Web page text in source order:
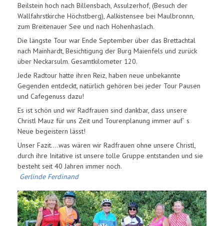
Beilstein hoch nach Billensbach, Assulzerhof, (Besuch der
Wallfahrstkirche Höchstberg), Aalkistensee bei Maulbronnn,
zum Breitenauer See und nach Hohenhaslach.
Die längste Tour war Ende September über das Brettachtal
nach Mainhardt, Besichtigung der Burg Maienfels und zurück
über Neckarsulm. Gesamtkilometer 120.
Jede Radtour hatte ihren Reiz, haben neue unbekannte
Gegenden entdeckt, natürlich gehören bei jeder Tour Pausen
und Cafegenuss dazu!
Es ist schön und wir Radfrauen sind dankbar, dass unsere
Christl Mauz für uns Zeit und Tourenplanung immer auf` s
Neue begeistern lässt!
Unser Fazit….was wären wir Radfrauen ohne unsere Christl,
durch ihre Initative ist unsere tolle Gruppe entstanden und sie
besteht seit 40 Jahren immer noch.
Gerlinde Ferdinand